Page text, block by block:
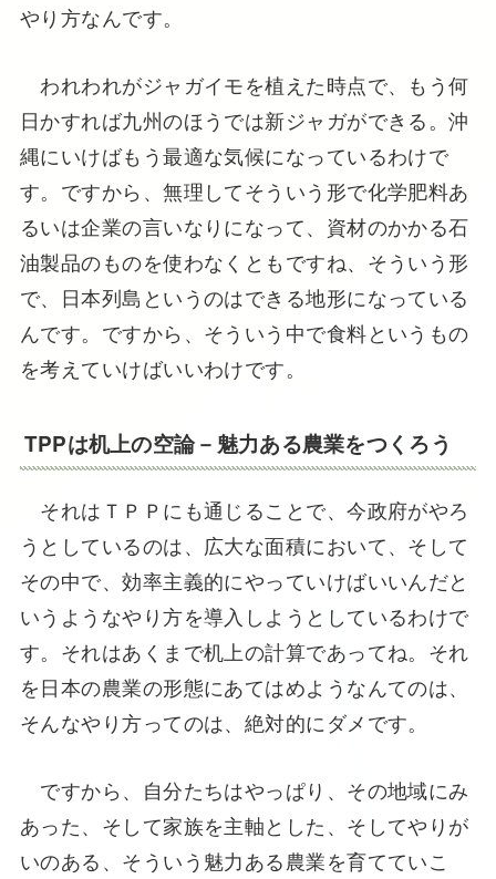
やり方なんです。
われわれがジャガイモを植えた時点で、もう何
日かすれば九州のほうでは新ジャガができる。沖
縄にいけばもう最適な気候になっているわけで
す。ですから、無理してそういう形で化学肥料あ
るいは企業の言いなりになって、資材のかかる石
油製品のものを使わなくともですね、そういう形
で、日本列島というのはできる地形になっている
んです。ですから、そういう中で食料というもの
を考えていけばいいわけです。
TPPは机上の空論－魅力ある農業をつくろう
それはＴＰＰにも通じることで、今政府がやろ
うとしているのは、広大な面積において、そして
その中で、効率主義的にやっていけばいいんだと
いうようなやり方を導入しようとしているわけで
す。それはあくまで机上の計算であってね。それ
を日本の農業の形態にあてはめようなんてのは、
そんなやり方ってのは、絶対的にダメです。
ですから、自分たちはやっぱり、その地域にみ
あった、そして家族を主軸とした、そしてやりが
いのある、そういう魅力ある農業を育てていこ